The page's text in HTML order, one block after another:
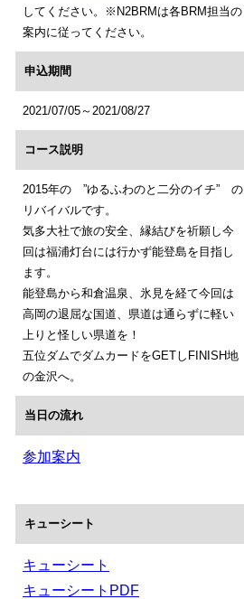
してください。※N2BRMは各BRM担当の
案内に従ってください。
申込期間
2021/07/05～2021/08/27
コース説明
2015年の ”ゆるふわのと二分のイチ” の
リバイバルです。
気多大社で旅の安全、縁結びを祈願し今
回は福浦灯台には行かず能登島を目指し
ます。
能登島から和倉温泉、氷見を経て今回は
高岡の退屈な国道、県道は通らずに軽い
上りと怪しい県道を！
五位ダムでダムカードをGETしFINISH地
の金沢へ。
当日の流れ
参加案内
キューシート
キューシート
キューシートPDF